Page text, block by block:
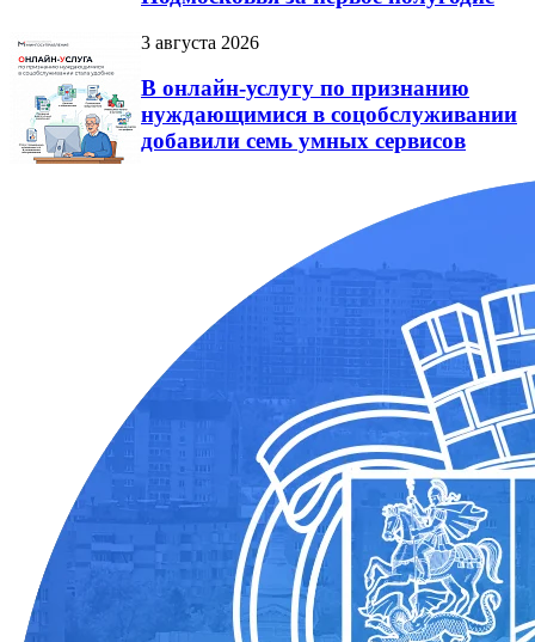
3 августа 2026
В онлайн-услугу по признанию
нуждающимися в соцобслуживании
добавили семь умных сервисов